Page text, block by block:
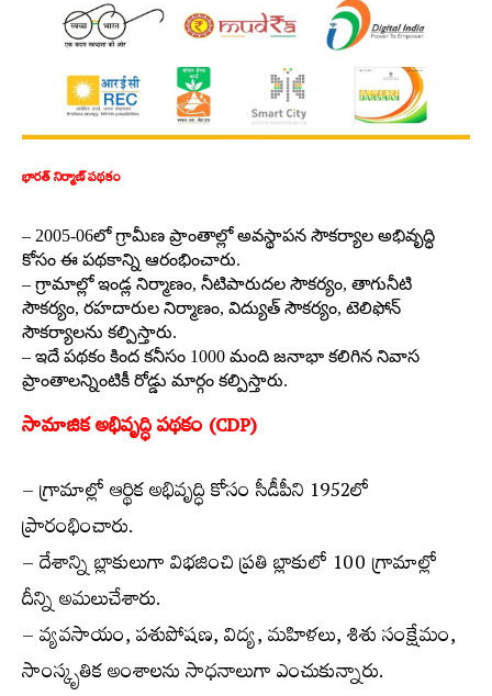
భారత్ నిర్మాణ్ పథకం
– 2005-06లో గ్రామీణ ప్రాంతాల్లో అవస్థాపన సౌకర్యాల అభివృద్ధి
కోసం ఈ పథకాన్ని ఆరంభించారు.
– గ్రామాల్లో ఇండ్ల నిర్మాణం, నీటిపారుదల సౌకర్యం, తాగునీటి
సౌకర్యం, రహదారుల నిర్మాణం, విద్యుత్ సౌకర్యం, టెలిఫోన్
సౌకర్యాలను కల్పిస్తారు.
– ఇదే పథకం కింద కనీసం 1000 మంది జనాభా కలిగిన నివాస
ప్రాంతాలన్నింటికీ రోడ్డు మార్గం కల్పిస్తారు.
సామాజిక అభివృద్ధి పథకం (CDP)
– గ్రామాల్లో ఆర్థిక అభివృద్ధి కోసం సీడీపీని 1952లో
ప్రారంభించారు.
– దేశాన్ని బ్లాకులుగా విభజించి ప్రతి బ్లాకులో 100 గ్రామాల్లో
దీన్ని అమలుచేశారు.
– వ్యవసాయం, పశుపోషణ, విద్య, మహిళలు, శిశు సంక్షేమం,
సాంస్కృతిక అంశాలను సాధనాలుగా ఎంచుకున్నారు.